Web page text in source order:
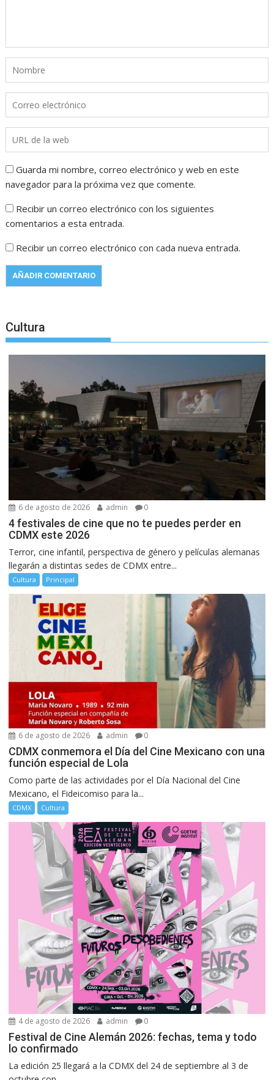
Guarda mi nombre, correo electrónico y web en este
navegador para la próxima vez que comente.
Recibir un correo electrónico con los siguientes
comentarios a esta entrada.
Recibir un correo electrónico con cada nueva entrada.
Cultura
6 de agosto de 2026 admin 0
4 festivales de cine que no te puedes perder en
CDMX este 2026
Terror, cine infantil, perspectiva de género y películas alemanas
llegarán a distintas sedes de CDMX entre...
Cultura Principal
6 de agosto de 2026 admin 0
CDMX conmemora el Día del Cine Mexicano con una
función especial de Lola
Como parte de las actividades por el Día Nacional del Cine
Mexicano, el Fideicomiso para la...
CDMX Cultura
4 de agosto de 2026 admin 0
Festival de Cine Alemán 2026: fechas, tema y todo
lo confirmado
La edición 25 llegará a la CDMX del 24 de septiembre al 3 de